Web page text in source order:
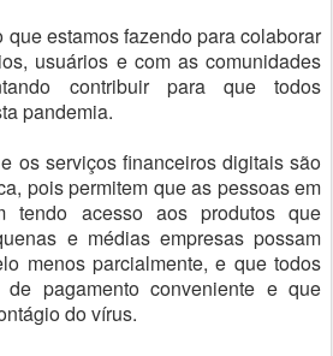
que estamos fazendo para colaborar
usuários e com as comunidades
contribuir para que todos
pandemia.
os serviços financeiros digitais são
pois permitem que as pessoas em
tendo acesso aos produtos que
e médias empresas possam
menos parcialmente, e que todos
pagamento conveniente e que
do vírus.